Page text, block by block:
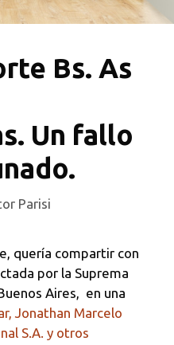
Bs. As
Un fallo
Parisi
quería compartir con
por la Suprema
Aires, en una
Jonathan Marcelo
S.A. y otros